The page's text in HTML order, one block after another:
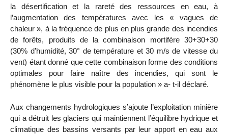
la désertification et la rareté des ressources en eau, à
l’augmentation des températures avec les « vagues de
chaleur », à la fréquence de plus en plus grande des incendies
de forêts, produits de la combinaison mortifère 30+30+30
(30% d’humidité, 30° de température et 30 m/s de vitesse du
vent) étant donné que cette combinaison forme des conditions
optimales pour faire naître des incendies, qui sont le
phénomène le plus visible pour la population » a- t-il déclaré.
Aux changements hydrologiques s’ajoute l’exploitation minière
qui a détruit les glaciers qui maintiennent l’équilibre hydrique et
climatique des bassins versants par leur apport en eau aux